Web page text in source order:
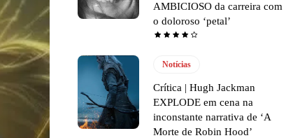
AMBICIOSO da carreira com
o doloroso ‘petal’
Notícias
Crítica | Hugh Jackman
EXPLODE em cena na
inconstante narrativa de ‘A
Morte de Robin Hood’